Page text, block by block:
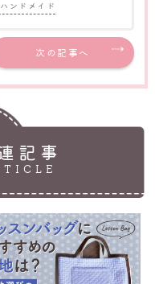
ハンドメイド
次の記事へ
記事